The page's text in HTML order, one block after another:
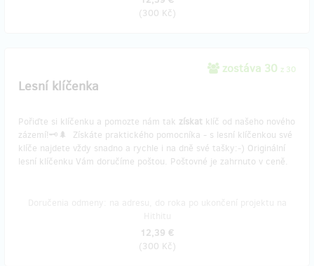
(300 Kč)
zostáva 30 z 30
Lesní klíčenka
Pořiďte si klíčenku a pomozte nám tak získat klíč od našeho nového
zázemí!🗝️🌲 Získáte praktického pomocníka - s lesní klíčenkou své
klíče najdete vždy snadno a rychle i na dně své tašky:-) Originální
lesní klíčenku Vám doručíme poštou. Poštovné je zahrnuto v ceně.
12,39 €
(300 Kč)